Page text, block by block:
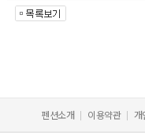
펜션소개 이용약관 개